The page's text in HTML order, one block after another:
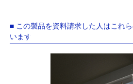
■ この製品を資料請求した人はこれ
います